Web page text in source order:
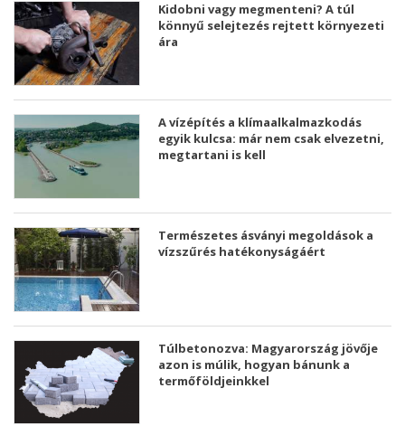
Kidobni vagy megmenteni? A túl
könnyű selejtezés rejtett környezeti
ára
A vízépítés a klímaalkalmazkodás
egyik kulcsa: már nem csak elvezetni,
megtartani is kell
Természetes ásványi megoldások a
vízszűrés hatékonyságáért
Túlbetonozva: Magyarország jövője
azon is múlik, hogyan bánunk a
termőföldjeinkkel